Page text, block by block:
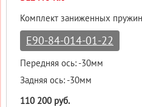
Комплект заниженных
E90-84-014-01-22
Передняя ось: -30мм
Задняя ось: -30мм
110 200 руб.